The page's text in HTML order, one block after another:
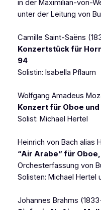
in der Maximilian-von-
unter der Leitung von
Camille Saint-Saëns
Konzertstück für
94
Solistin: Isabella Pflaum
Wolfgang Amadeus
Konzert für Oboe und
Solist: Michael Hertel
Heinrich von Bach alias
“Air Arabe” für
Orchesterfassung von
Solisten: Michael Hertel
Johannes Brahms